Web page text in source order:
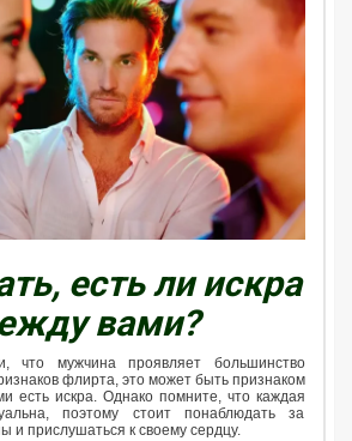
есть ли искра
вами?
что мужчина проявляет большинство
флирта, это может быть признаком
есть искра. Однако помните, что каждая
поэтому стоит понаблюдать за
и прислушаться к своему сердцу.